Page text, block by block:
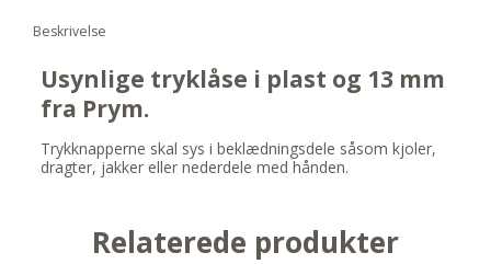
Beskrivelse
Usynlige tryklåse i plast og 13 mm
fra Prym.
Trykknapperne skal sys i beklædningsdele såsom kjoler,
dragter, jakker eller nederdele med hånden.
Relaterede produkter